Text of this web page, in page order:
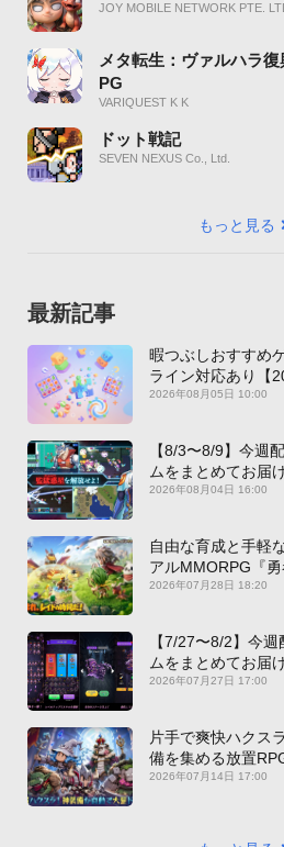
JOY MOBILE NETWORK PTE.
メタ転生：ヴァルハラ
PG
VARIQUEST K K
ドット戦記
SEVEN NEXUS Co., Ltd.
もっと見る
最新記事
暇つぶしおすすめ
ライン対応あり【
2026年08月05日 10:00
【8/3〜8/9】今週
ムをまとめてお届
2026年08月04日 16:00
自由な育成と手軽
アルMMORPG『勇
新作PICKUP】
2026年07月28日 18:20
【7/27〜8/2】今
ムをまとめてお届
2026年07月27日 17:00
片手で爽快ハクス
備を集める放置
神装備』【最新作
2026年07月14日 17:00